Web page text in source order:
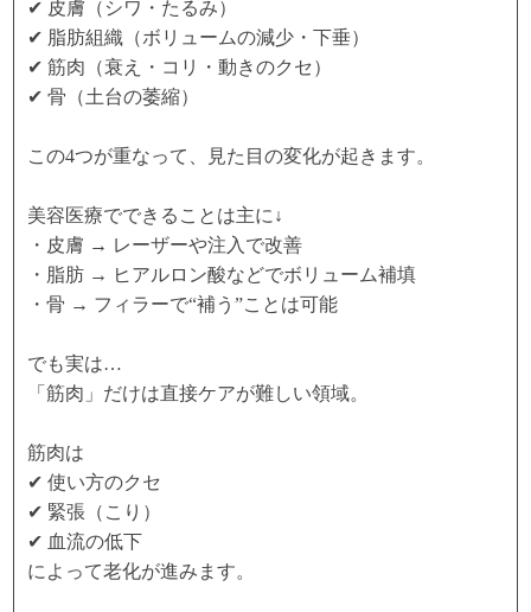
✔ 皮膚（シワ・たるみ）
✔ 脂肪組織（ボリュームの減少・下垂）
✔ 筋肉（衰え・コリ・動きのクセ）
✔ 骨（土台の萎縮）
この4つが重なって、見た目の変化が起きます。
美容医療でできることは主に↓
・皮膚 → レーザーや注入で改善
・脂肪 → ヒアルロン酸などでボリューム補填
・骨 → フィラーで“補う”ことは可能
でも実は…
「筋肉」だけは直接ケアが難しい領域。
筋肉は
✔ 使い方のクセ
✔ 緊張（こり）
✔ 血流の低下
によって老化が進みます。